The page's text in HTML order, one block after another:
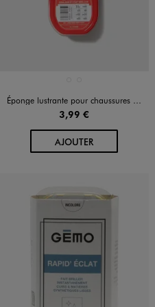
Éponge lustrante pour chaussures en cuir lisse - De Clermont
3,99 €
AJOUTERAU PANIER